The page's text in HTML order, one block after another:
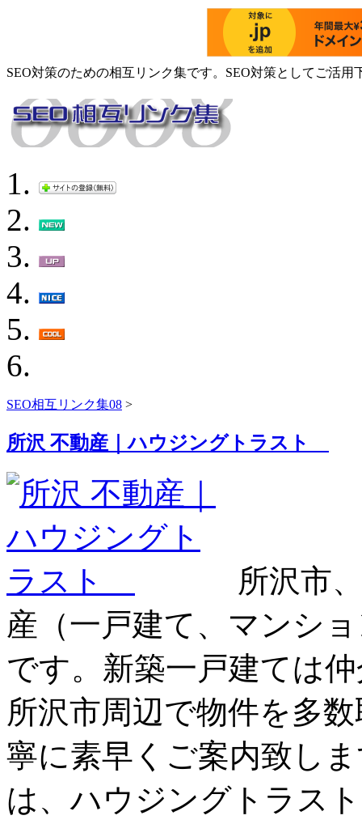
SEO対策のための相互リンク集です。SEO対策としてご活用
SEO相互リンク集08 >
所沢 不動産｜ハウジングトラスト
所沢市
産（一戸建て、マンシ
です。新築一戸建ては
所沢市周辺で物件を多
寧に素早くご案内致し
は、ハウジングトラス